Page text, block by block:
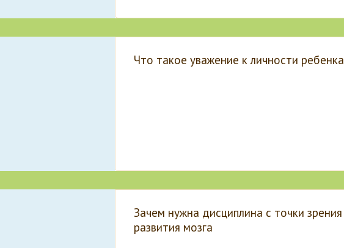
Что такое уважение к личности ребенка
Зачем нужна дисциплина с точки зрения
развития мозга